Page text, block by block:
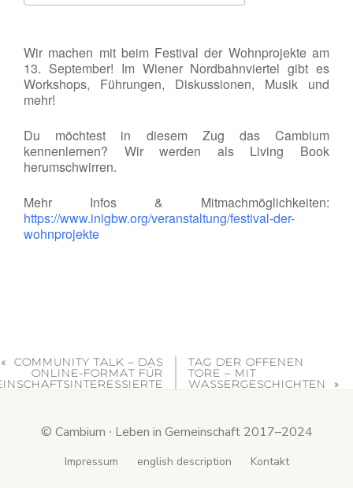
Wir machen mit beim Festival der Wohnprojekte am
13. September! Im Wiener Nordbahnviertel gibt es
Workshops, Führungen, Diskussionen, Musik und
mehr!
Du möchtest in diesem Zug das Cambium
kennenlernen? Wir werden als Living Book
herumschwirren.
Mehr Infos & Mitmachmöglichkeiten:
https://www.inigbw.org/veranstaltung/festival-der-
wohnprojekte
COMMUNITY TALK – DAS
ONLINE-FORMAT FÜR
TAG DER OFFENEN
TORE – MIT
WASSERGESCHICHTEN
© Cambium ∙ Leben in Gemeinschaft 2017–2024
Secondary
Impressum english description Kontakt